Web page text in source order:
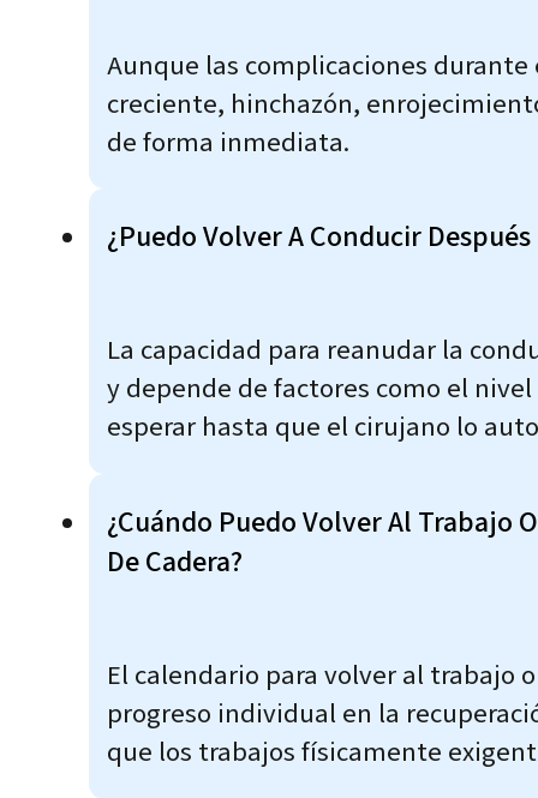
Aunque las complicaciones
creciente, hinchazón,
de forma inmediata.
¿Puedo Volver A Conducir
La capacidad para reanudar la
y depende de factores como el
esperar hasta que el cirujano lo
¿Cuándo Puedo Volver Al Trabajo
De Cadera?
El calendario para volver al trabajo
progreso individual en la
que los trabajos físicamente